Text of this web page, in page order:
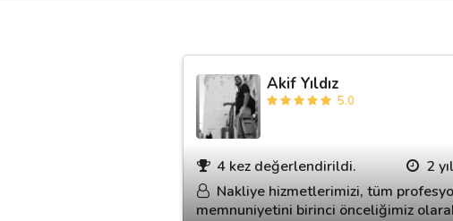
Akif Yıldız
5.0
4 kez değerlendirildi.
2
Nakliye hizmetlerimizi, tüm
memnuniyetini birinci önceliğimiz